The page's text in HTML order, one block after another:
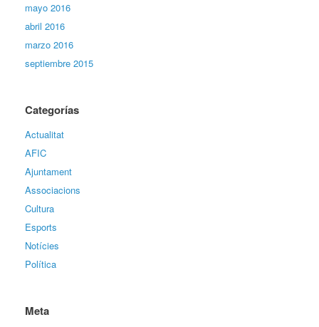
mayo 2016
abril 2016
marzo 2016
septiembre 2015
Categorías
Actualitat
AFIC
Ajuntament
Associacions
Cultura
Esports
Notícies
Política
Meta